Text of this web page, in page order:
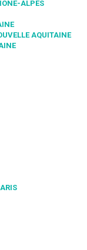
ALPES
AQUITAINE